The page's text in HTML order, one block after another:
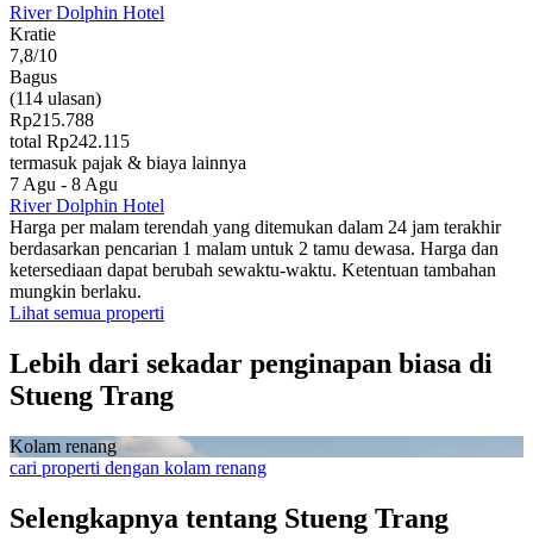
River Dolphin Hotel
Kratie
7,8/10
Bagus
(114 ulasan)
Rp215.788
total Rp242.115
termasuk pajak & biaya lainnya
7 Agu - 8 Agu
River Dolphin Hotel
Harga per malam terendah yang ditemukan dalam 24 jam terakhir
berdasarkan pencarian 1 malam untuk 2 tamu dewasa. Harga dan
ketersediaan dapat berubah sewaktu-waktu. Ketentuan tambahan
mungkin berlaku.
Lihat semua properti
Lebih dari sekadar penginapan biasa di
Stueng Trang
Kolam renang
cari properti dengan kolam renang
Selengkapnya tentang Stueng Trang